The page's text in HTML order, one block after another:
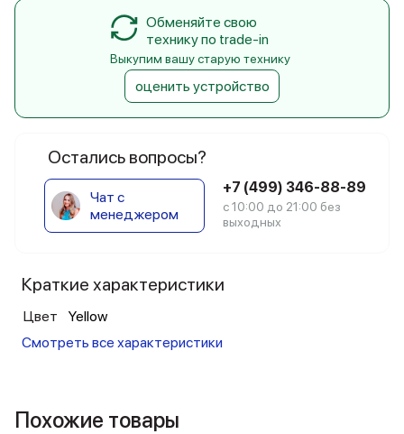
Остались вопросы?
Чат с
менеджером
+7 (499) 346-88-89
с 10:00 до 21:00 без
выходных
Краткие характеристики
Цвет
Yellow
Смотреть все характеристики
Обменяйте свою
технику по trade-in
Выкупим вашу старую технику
оценить устройство
Похожие товары